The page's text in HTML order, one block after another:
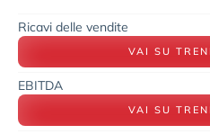
Ricavi delle vendite
VAI SU
EBITDA
VAI SU